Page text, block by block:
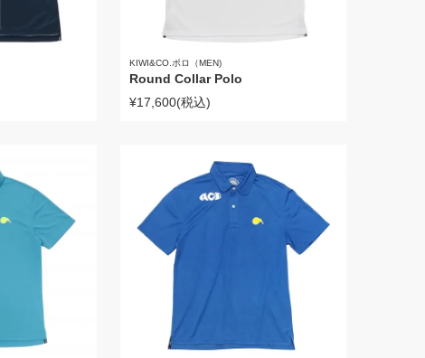
KIWI&CO.ポロ（MEN)
Round Collar Polo
¥17,600(税込)